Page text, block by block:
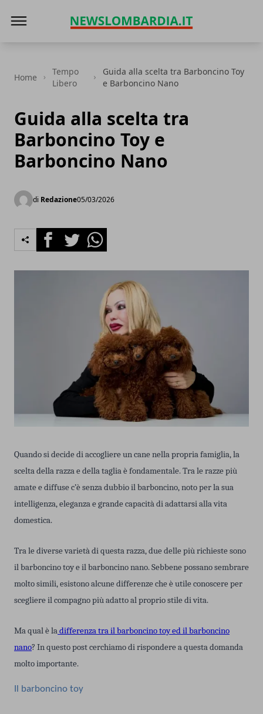
Home
Tempo
Libero
Guida alla scelta tra Barboncino Toy
e Barboncino Nano
Guida alla scelta tra
Barboncino Toy e
Barboncino Nano
di Redazione05/03/2026
FacebookTwitterWhatsapp
Quando si decide di accogliere un cane nella propria famiglia, la
scelta della razza e della taglia è fondamentale. Tra le razze più
amate e diffuse c’è senza dubbio il barboncino, noto per la sua
intelligenza, eleganza e grande capacità di adattarsi alla vita
domestica.
Tra le diverse varietà di questa razza, due delle più richieste sono
il barboncino toy e il barboncino nano. Sebbene possano sembrare
molto simili, esistono alcune differenze che è utile conoscere per
scegliere il compagno più adatto al proprio stile di vita.
Ma qual è ladifferenza tra il barboncino toy ed il barboncino
nano? In questo post cerchiamo di rispondere a questa domanda
molto importante.
Il barboncino toy